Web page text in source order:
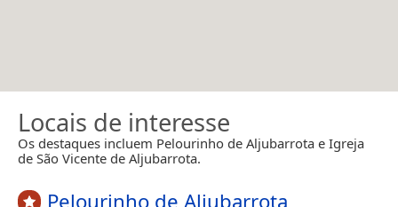
Locais de interesse
Os destaques incluem Pelourinho de Aljubarrota e Igreja
de São Vicente de Aljubarrota.
Pelourinho de Aljubarrota